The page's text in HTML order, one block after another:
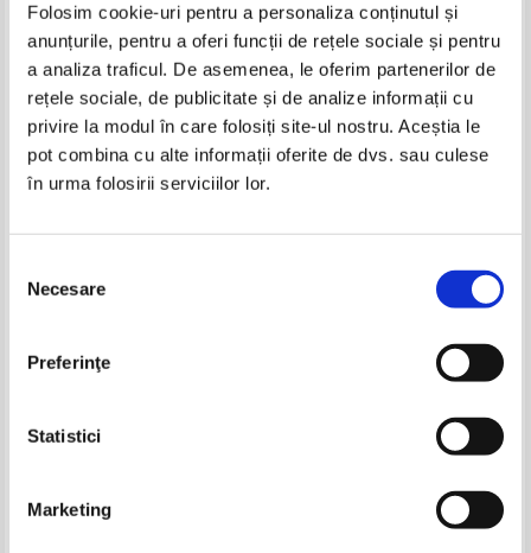
Folosim cookie-uri pentru a personaliza conținutul și
anunțurile, pentru a oferi funcții de rețele sociale și pentru
a analiza traficul. De asemenea, le oferim partenerilor de
rețele sociale, de publicitate și de analize informații cu
privire la modul în care folosiți site-ul nostru. Aceștia le
pot combina cu alte informații oferite de dvs. sau culese
în urma folosirii serviciilor lor.
consimțământului
Necesare
Preferinţe
Statistici
Marketing
Adaugă în coș
-25%
Tim LaHaye, Jerry B. Jenkins -
Lei